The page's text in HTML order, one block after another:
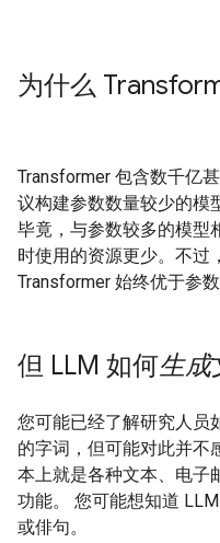
为什么
Transformer 包含数千亿
议构建参数数量较少的模
毕竟，与参数较多的模型
时使用的资源更少。不过
Transformer 始终优于参
但 LLM 如何生成
您可能已经了解研究人员
的字词，但可能对此并不
本上就是各种文本、电子
功能。 您可能想知道
或俳句。